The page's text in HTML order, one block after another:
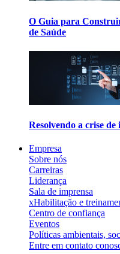
O Guia para
de Saúde
Resolvendo a crise
Empresa
Sobre nós
Carreiras
Liderança
Sala de imprensa
xHabilitação e
Centro de confiança
Eventos
Políticas ambientais,
Entre em contato